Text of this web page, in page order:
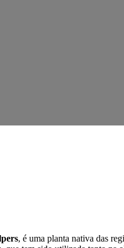
, é uma planta nativa das